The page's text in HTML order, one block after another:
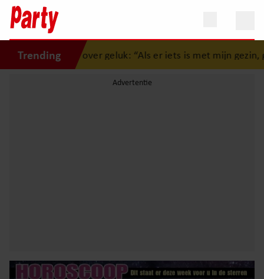
Trending
over geluk: “Als er iets is met mijn gezin, gooi ik